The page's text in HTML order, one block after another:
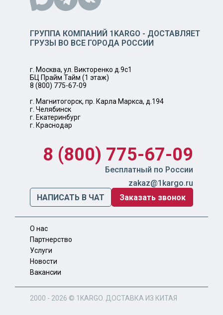
ГРУППА КОМПАНИЙ 1KARGO - ДОСТАВЛЯЕТ
ГРУЗЫ ВО ВСЕ ГОРОДА РОССИИ
г. Москва, ул. Викторенко д.9с1
БЦ Прайм Тайм (1 этаж)
8 (800) 775-67-09
г. Магнитогорск, пр. Карла Маркса, д.194
г. Челябинск
г. Екатеринбург
г. Краснодар
8 (800) 775-67-09
Бесплатный по России
zakaz@1kargo.ru
НАПИСАТЬ В ЧАТ
Заказать звонок
О нас
Партнерство
Услуги
Новости
Вакансии
2000 - 2026 © 1KARGO . ДОСТАВКА ИЗ КИТАЯ